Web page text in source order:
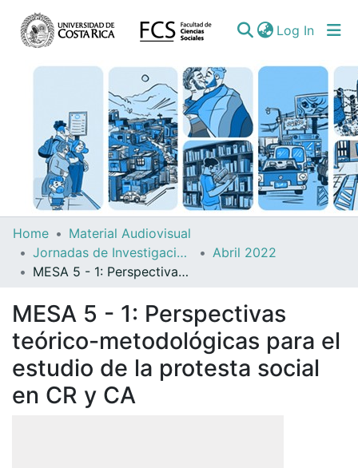
Log In
Communities
Collections
All of DSpace
Statistics
Home
Material Audiovisual
Jornadas de Investigación del IIS
Abril 2022
MESA 5 - 1: Perspectivas teórico-metodológicas para el estudio de la protesta social en CR y CA
MESA 5 - 1: Perspectivas
teórico-metodológicas para el
estudio de la protesta social
en CR y CA